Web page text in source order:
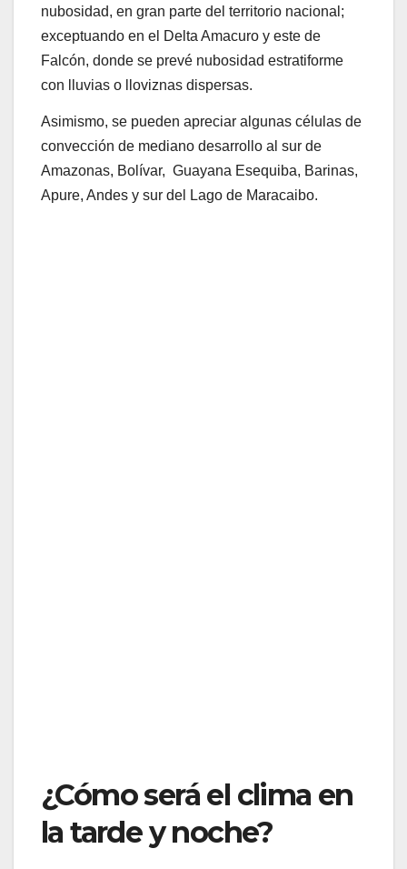
nubosidad, en gran parte del territorio nacional;
exceptuando en el Delta Amacuro y este de
Falcón, donde se prevé nubosidad estratiforme
con lluvias o lloviznas dispersas.
Asimismo, se pueden apreciar algunas células de
convección de mediano desarrollo al sur de
Amazonas, Bolívar, Guayana Esequiba, Barinas,
Apure, Andes y sur del Lago de Maracaibo.
¿Cómo será el clima en
la tarde y noche?